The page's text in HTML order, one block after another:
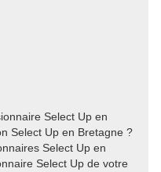
Select Up en
Select Up en Bretagne ?
Select Up en
Select Up de votre